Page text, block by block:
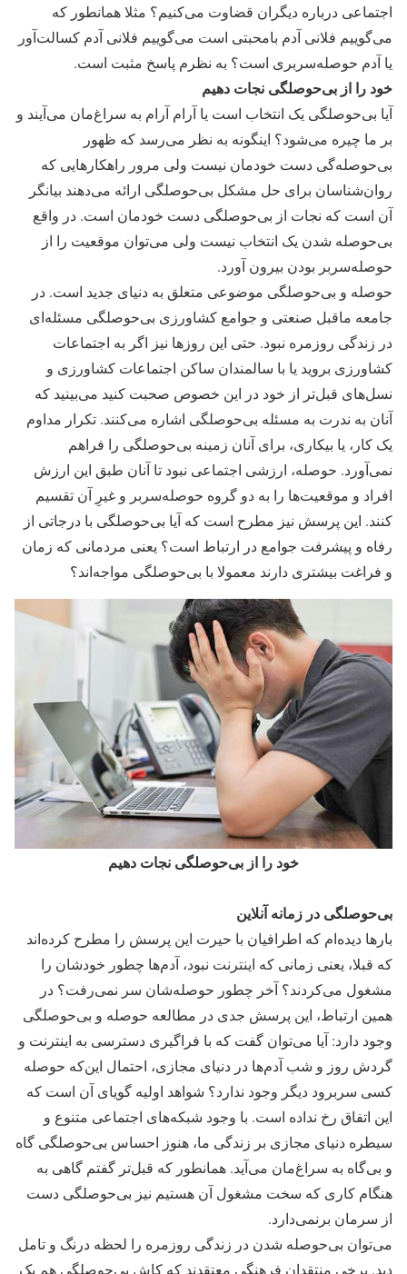
اجتماعی درباره دیگران قضاوت می‌کنیم؟ مثلا همانطور که
می‌گوییم فلانی آدم با‌محبتی است می‌گوییم فلانی آدم کسالت‌آور
یا آدم حوصله‌سربری است؟ به نظرم پاسخ مثبت است.
خود را از بی‌حوصلگی نجات دهیم
آیا بی‌حوصلگی یک انتخاب است یا آرام آرام به سراغ‌مان می‌آیند و
بر ما چیره می‌شود؟ اینگونه به نظر می‌رسد که ظهور
بی‌حوصله‌گی دست خودمان نیست ولی مرور راهکار‌هایی که
روان‌شناسان برای حل مشکل بی‌حوصلگی ارائه می‌دهند بیانگر
آن است که نجات از بی‌حوصلگی دست خودمان است. در واقع
بی‌حوصله شدن یک انتخاب نیست ولی می‌توان موقعیت را از
حوصله‌سربر بودن بیرون آورد.
حوصله و بی‌حوصلگی موضوعی متعلق به دنیای جدید است. در
جامعه ماقبل صنعتی و جوامع کشاورزی بی‌حوصلگی مسئله‌ای
در زندگی روزمره نبود. حتی این روز‌ها نیز اگر به اجتماعات
کشاورزی بروید یا با سالمندان ساکن اجتماعات کشاورزی و
نسل‌های قبل‌تر از خود در این خصوص صحبت کنید می‌بینید که
آنان به ندرت به مسئله بی‌حوصلگی اشاره می‌کنند. تکرار مداوم
یک کار، یا بیکاری، برای آنان زمینه بی‌حوصلگی را فراهم
نمی‌آورد. ‌حوصله، ارزشی اجتماعی نبود تا آنان طبق این ارزش
افراد و موقعیت‌ها را به دو گروه حوصله‌سربر و غیرِ آن تقسیم
کنند. این پرسش نیز مطرح است که آیا بی‌حوصلگی با درجاتی از
رفاه و پیشرفت جوامع در ارتباط است؟ یعنی مردمانی که زمان
و فراغت بیشتری دارند معمولا با بی‌حوصلگی مواجه‌اند؟
خود را از بی‌حوصلگی نجات دهیم
بی‌حوصلگی در زمانه آنلاین
بار‌ها دیده‌ام که اطرافیان با حیرت این پرسش را مطرح کرده‌اند
که قبلا، یعنی زمانی که اینترنت نبود، آدم‌ها چطور خودشان را
مشغول می‌کردند؟ آخر چطور حوصله‌شان سر نمی‌رفت؟ در
همین ارتباط، این پرسش جدی در مطالعه حوصله و بی‌حوصلگی
وجود دارد: آیا می‌توان گفت که با فراگیری دسترسی به اینترنت و
گردش روز و شب آدم‌ها در دنیای مجازی، احتمال این‌که حوصله
کسی سربرود دیگر وجود ندارد؟ شواهد اولیه گویای آن است که
این اتفاق رخ نداده است. با وجود شبکه‌های اجتماعی متنوع و
سیطره دنیای مجازی بر زندگی ما، هنوز احساس بی‌حوصلگی گاه
و بی‌گاه به سراغ‌مان می‌آید. همانطور که قبل‌تر گفتم گاهی به
هنگام کاری که سخت مشغول آن هستیم نیز بی‌حوصلگی دست
از سرمان برنمی‌دارد.
می‌توان بی‌حوصله شدن در زندگی روزمره را لحظه درنگ و تامل
دید. برخی منتقدان فرهنگی معتقدند که کاش بی‌حوصلگی هم یک